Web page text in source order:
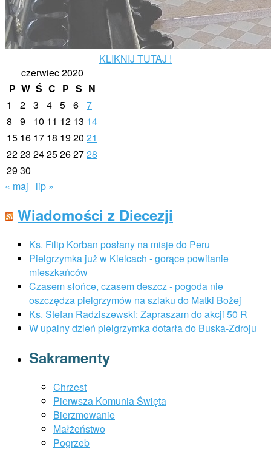
KLIKNIJ TUTAJ !
czerwiec 2020
P W Ś C P S N
1
2 3 4 5 6 7
8
9 10 11 12 13 14
15 16 17 18 1920 21
2223 2425262728
2930
« maj
lip »
Wiadomości z Diecezji
Ks. Filip Korban posłany na misje do Peru
Pielgrzymka już w Kielcach - gorące powitanie
mieszkańców
Czasem słońce, czasem deszcz - pogoda nie
oszczędza pielgrzymów na szlaku do Matki Bożej
Ks. Stefan Radziszewski: Zapraszam do akcji 50 R
W upalny dzień pielgrzymka dotarła do Buska-Zdroju
Sakramenty
Chrzest
Pierwsza Komunia Święta
Bierzmowanie
Małżeństwo
Pogrzeb